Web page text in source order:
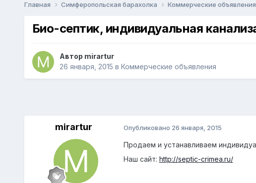
Главная Симферопольская барахолка Коммерческие объявления
Био-септик, индивидуальная
Автор mirartur
26 января, 2015 в Коммерческие объявления
mirartur Опубликовано 26 января, 2015
Продаем и устанавливаем
Наш сайт: http://septic-crimea.ru/